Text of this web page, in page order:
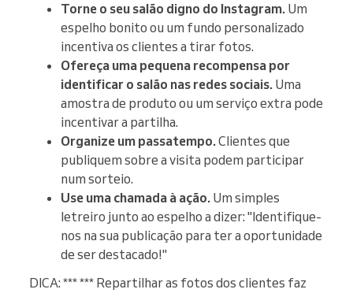
Torne o seu salão digno do Instagram. Um
espelho bonito ou um fundo personalizado
incentiva os clientes a tirar fotos.
Ofereça uma pequena recompensa por
identificar o salão nas redes sociais. Uma
amostra de produto ou um serviço extra pode
incentivar a partilha.
Organize um passatempo.Clientes que
publiquem sobre a visita podem participar
num sorteio.
Use uma chamada à ação. Um simples
letreiro junto ao espelho a dizer: "Identifique-
nos na sua publicação para ter a oportunidade
de ser destacado!"
DICA: *** *** Repartilhar as fotos dos clientes faz